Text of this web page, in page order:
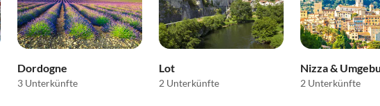
Dordogne
3 Unterkünfte
Lot
2 Unterkünfte
Nizza &
2 Unterkünfte